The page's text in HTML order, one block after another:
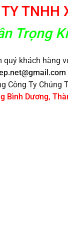
TY TNHH
Trọng
khách hàng
Công Ty Chúng
Bình Dương,